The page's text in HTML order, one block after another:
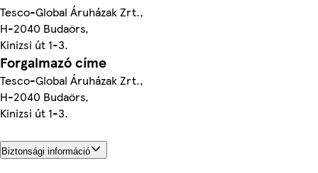
Tesco-Global Áruházak Zrt.,
H-2040 Budaörs,
Kinizsi út 1-3.
Forgalmazó címe
Tesco-Global Áruházak Zrt.,
H-2040 Budaörs,
Kinizsi út 1-3.
Biztonsági információ